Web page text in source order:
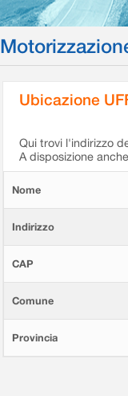
Ubicazione
Qui trovi l'indirizzo
A disposizione
Nome
Indirizzo
CAP
Comune
Provincia